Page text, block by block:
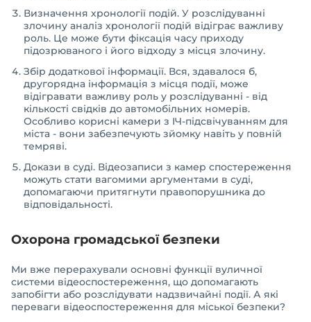
Визначення хронології подій. У розслідуванні
злочину аналіз хронології подій відіграє важливу
роль. Це може бути фіксація часу приходу
підозрюваного і його відходу з місця злочину.
Збір додаткової інформації. Вся, здавалося б,
другорядна інформація з місця події, може
відігравати важливу роль у розслідуванні - від
кількості свідків до автомобільних номерів.
Особливо корисні камери з ІЧ-підсвічуванням для
міста - вони забезпечують зйомку навіть у повній
темряві.
Докази в суді. Відеозаписи з камер спостереження
можуть стати вагомими аргументами в суді,
допомагаючи притягнути правопорушника до
відповідальності.
Охорона громадської безпеки
Ми вже перерахували основні функції вуличної
системи відеоспостереження, що допомагають
запобігти або розслідувати надзвичайні події. А які
переваги відеоспостереження для міської безпеки?